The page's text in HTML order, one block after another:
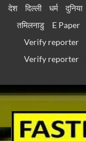
Skip
देश दिल्ली धर्म दुनिया
तमिलनाडु
E Paper
Verify reporter
Verify reporter